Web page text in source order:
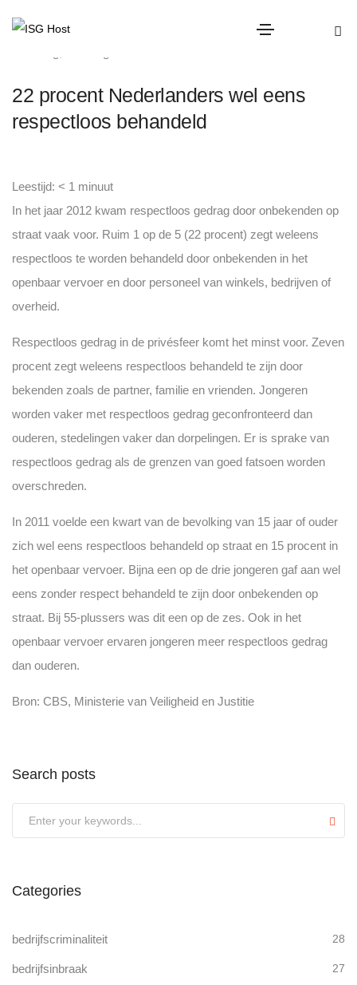
22 procent Nederlanders wel eens
respectloos behandeld
Leestijd: < 1 minuut
In het jaar 2012 kwam respectloos gedrag door onbekenden op
straat vaak voor. Ruim 1 op de 5 (22 procent) zegt weleens
respectloos te worden behandeld door onbekenden in het
openbaar vervoer en door personeel van winkels, bedrijven of
overheid.
Respectloos gedrag in de privésfeer komt het minst voor. Zeven
procent zegt weleens respectloos behandeld te zijn door
bekenden zoals de partner, familie en vrienden. Jongeren
worden vaker met respectloos gedrag geconfronteerd dan
ouderen, stedelingen vaker dan dorpelingen. Er is sprake van
respectloos gedrag als de grenzen van goed fatsoen worden
overschreden.
In 2011 voelde een kwart van de bevolking van 15 jaar of ouder
zich wel eens respectloos behandeld op straat en 15 procent in
het openbaar vervoer. Bijna een op de drie jongeren gaf aan wel
eens zonder respect behandeld te zijn door onbekenden op
straat. Bij 55-plussers was dit een op de zes. Ook in het
openbaar vervoer ervaren jongeren meer respectloos gedrag
dan ouderen.
Bron: CBS, Ministerie van Veiligheid en Justitie
Search posts
Categories
bedrijfscriminaliteit 28
bedrijfsinbraak 27